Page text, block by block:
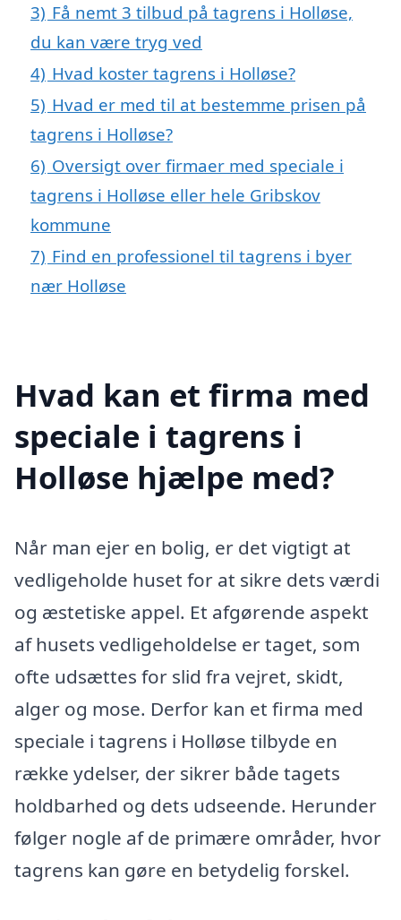
3) Få nemt 3 tilbud på tagrens i Holløse,
du kan være tryg ved
4) Hvad koster tagrens i Holløse?
5) Hvad er med til at bestemme prisen på
tagrens i Holløse?
6) Oversigt over firmaer med speciale i
tagrens i Holløse eller hele Gribskov
kommune
7) Find en professionel til tagrens i byer
nær Holløse
Hvad kan et firma med
speciale i tagrens i
Holløse hjælpe med?
Når man ejer en bolig, er det vigtigt at
vedligeholde huset for at sikre dets værdi
og æstetiske appel. Et afgørende aspekt
af husets vedligeholdelse er taget, som
ofte udsættes for slid fra vejret, skidt,
alger og mose. Derfor kan et firma med
speciale i tagrens i Holløse tilbyde en
række ydelser, der sikrer både tagets
holdbarhed og dets udseende. Herunder
følger nogle af de primære områder, hvor
tagrens kan gøre en betydelig forskel.